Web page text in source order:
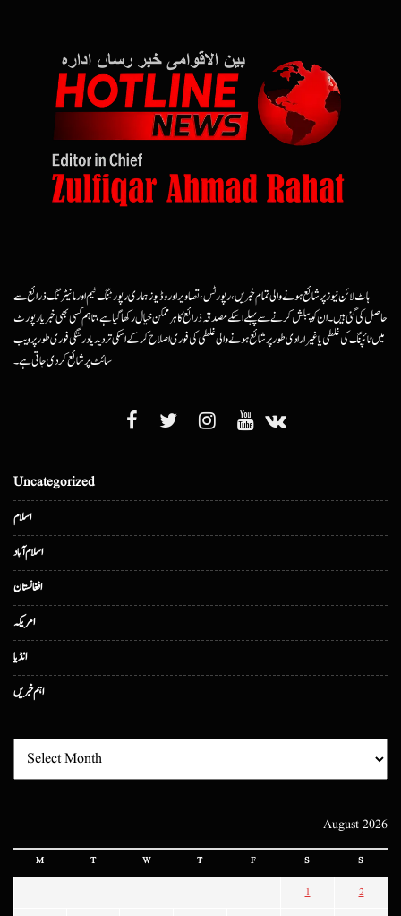
ہاٹ لائن نیوز پر شائع ہونے والی تمام خبریں، رپورٹس، تصاویر اور وڈیوز ہماری رپورٹنگ ٹیم اور مانیٹرنگ ذرائع سے
حاصل کی گئی ہیں۔ ان کو پبلش کرنے سے پہلے اسکے مصدقہ ذرائع کا ہرممکن خیال رکھا گیا ہے، تاہم کسی بھی خبر یا رپورٹ
میں ٹائپنگ کی غلطی یا غیرارادی طور پر شائع ہونے والی غلطی کی فوری اصلاح کرکے اسکی تردید یا درستگی فوری طور پر ویب
سائٹ پر شائع کردی جاتی ہے۔
Uncategorized
اسلام
اسلام آباد
افغانستان
امریکہ
انڈیا
اہم خبریں
August 2026
M T W T F S S
1 2